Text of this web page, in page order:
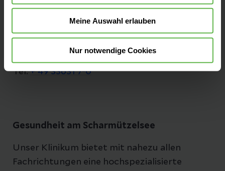
Meine Auswahl erlauben
Nur notwendige Cookies
Pieskower Straße 33
15526 Bad Saarow
Anfahrt auf Google Maps
Tel:+ 49 33631 7-0
Gesundheit am Scharmützelsee
Unser Klinikum bietet mit nahezu allen
Fachrichtungen eine hochspezialisierte